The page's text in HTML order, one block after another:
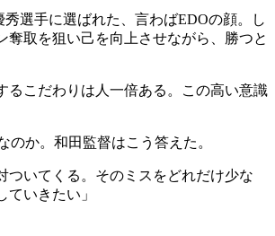
選手に選ばれた、言わばEDOの顔。し
取を狙い己を向上させながら、勝つと
こだわりは人一倍ある。この高い意識
か。和田監督はこう答えた。
ついてくる。そのミスをどれだけ少な
いきたい」